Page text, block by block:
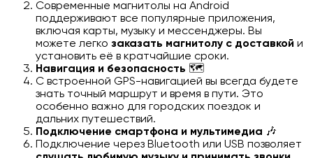
Современные магнитолы на Android
поддерживают все популярные приложения,
включая карты, музыку и мессенджеры. Вы
можете легкозаказать магнитолу с доставкой и
установить её в кратчайшие сроки.
Навигация и безопасность 🗺️
С встроенной GPS-навигацией вы всегда будете
знать точный маршрут и время в пути. Это
особенно важно для городских поездок и
дальних путешествий.
Подключение смартфона и мультимедиа 🎶
Подключение через Bluetooth или USB позволяет